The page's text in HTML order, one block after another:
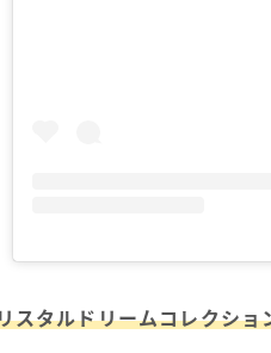
スタルドリームコレクショ